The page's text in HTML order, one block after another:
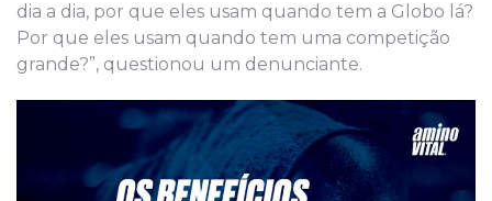
dia a dia, por que eles usam quando tem a Globo lá?
Por que eles usam quando tem uma competição
grande?”, questionou um denunciante.